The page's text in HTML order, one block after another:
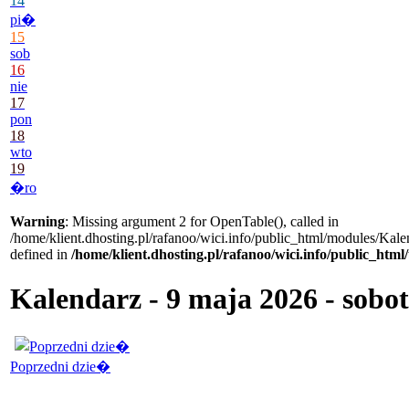
pi�
15
sob
16
nie
17
pon
18
wto
19
�ro
Warning: Missing argument 2 for OpenTable(), called in
/home/klient.dhosting.pl/rafanoo/wici.info/public_html/modules/
defined in /home/klient.dhosting.pl/rafanoo/wici.info/
Kalendarz - 9 maja 2026 -
Poprzedni dzie�